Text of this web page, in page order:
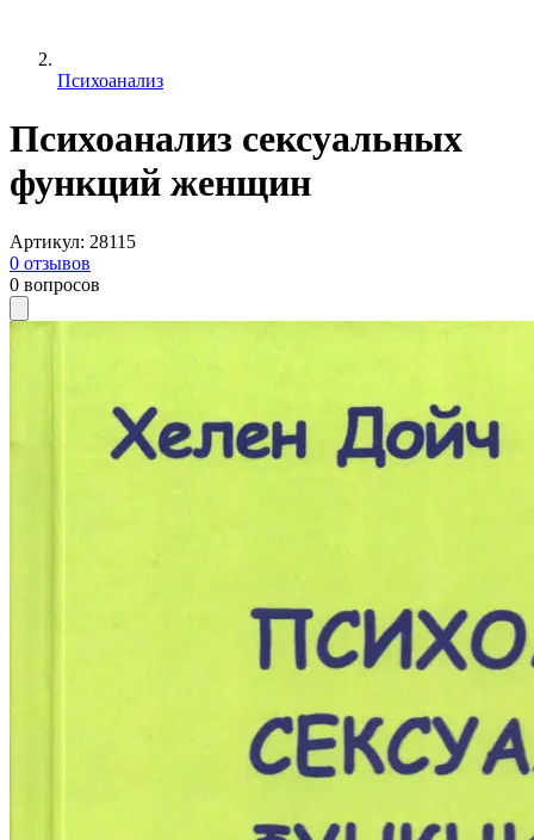
Психоанализ
Психоанализ сексуальных
функций женщин
Артикул: 28115
0 отзывов
0 вопросов